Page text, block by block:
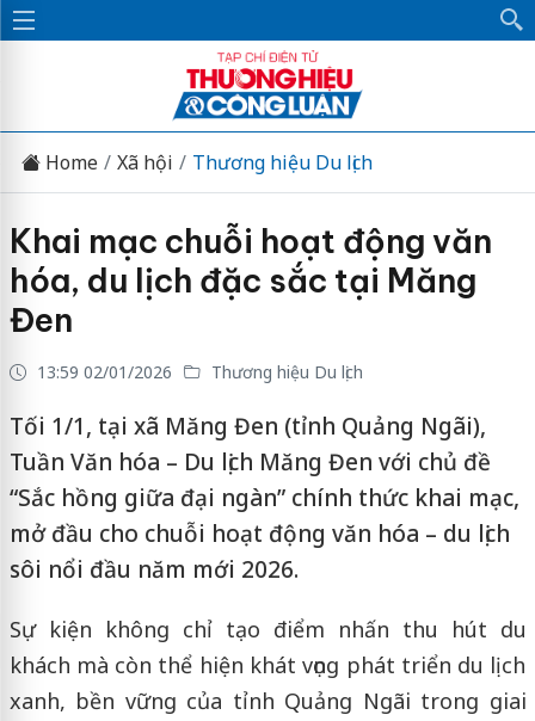
Home Xã hội Thương hiệu Du lịch
Khai mạc chuỗi hoạt động văn
hóa, du lịch đặc sắc tại Măng
Đen
13:59 02/01/2026 Thương hiệu Du lịch
Tối 1/1, tại xã Măng Đen (tỉnh Quảng Ngãi),
Tuần Văn hóa – Du lịch Măng Đen với chủ đề
“Sắc hồng giữa đại ngàn” chính thức khai mạc,
mở đầu cho chuỗi hoạt động văn hóa – du lịch
sôi nổi đầu năm mới 2026.
Sự kiện không chỉ tạo điểm nhấn thu hút du
khách mà còn thể hiện khát vọng phát triển du lịch
xanh, bền vững của tỉnh Quảng Ngãi trong giai